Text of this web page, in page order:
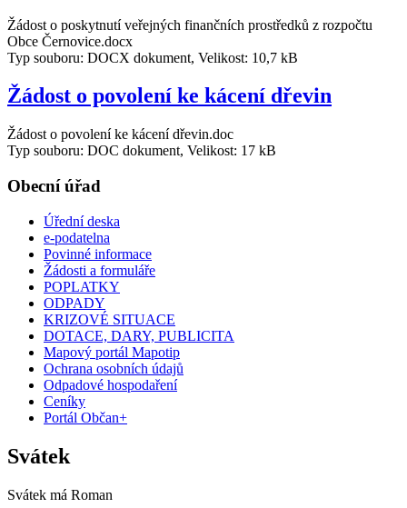
Žádost o poskytnutí veřejných finančních prostředků z rozpočtu
Obce Černovice.docx
Typ souboru: DOCX dokument, Velikost: 10,7 kB
Žádost o povolení ke kácení dřevin
Žádost o povolení ke kácení dřevin.doc
Typ souboru: DOC dokument, Velikost: 17 kB
Obecní úřad
Úřední deska
e-podatelna
Povinné informace
Žádosti a formuláře
POPLATKY
ODPADY
KRIZOVÉ SITUACE
DOTACE, DARY, PUBLICITA
Mapový portál Mapotip
Ochrana osobních údajů
Odpadové hospodaření
Ceníky
Portál Občan+
Svátek
Svátek má Roman